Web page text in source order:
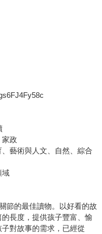
政
藝術與人文、自然、綜合
域
節的最佳讀物。以好看的故
長度，提供孩子豐富、愉
對故事的需求，已經從